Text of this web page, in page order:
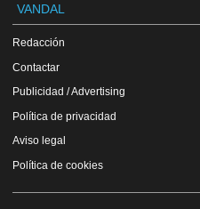
VANDAL
Redacción
Contactar
Publicidad / Advertising
Política de privacidad
Aviso legal
Política de cookies